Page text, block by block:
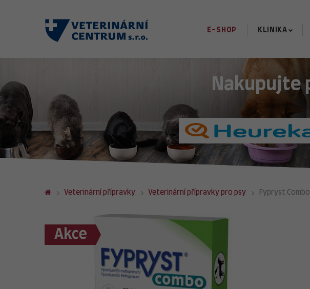
E-SHOP KLINIKA
Nakupujte
Veterinární přípravky Veterinární přípravky pro psy Fypryst